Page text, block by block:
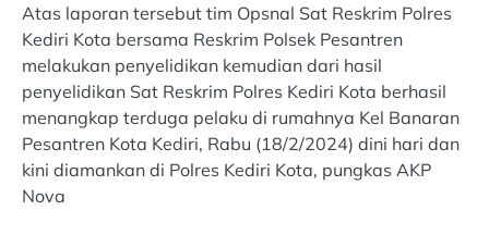
Atas laporan tersebut tim Opsnal Sat Reskrim Polres
Kediri Kota bersama Reskrim Polsek Pesantren
melakukan penyelidikan kemudian dari hasil
penyelidikan Sat Reskrim Polres Kediri Kota berhasil
menangkap terduga pelaku di rumahnya Kel Banaran
Pesantren Kota Kediri, Rabu (18/2/2024) dini hari dan
kini diamankan di Polres Kediri Kota, pungkas AKP
Nova